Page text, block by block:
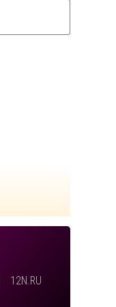
12N.RU